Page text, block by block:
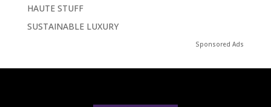
HAUTE STUFF
SUSTAINABLE LUXURY
Sponsored Ads